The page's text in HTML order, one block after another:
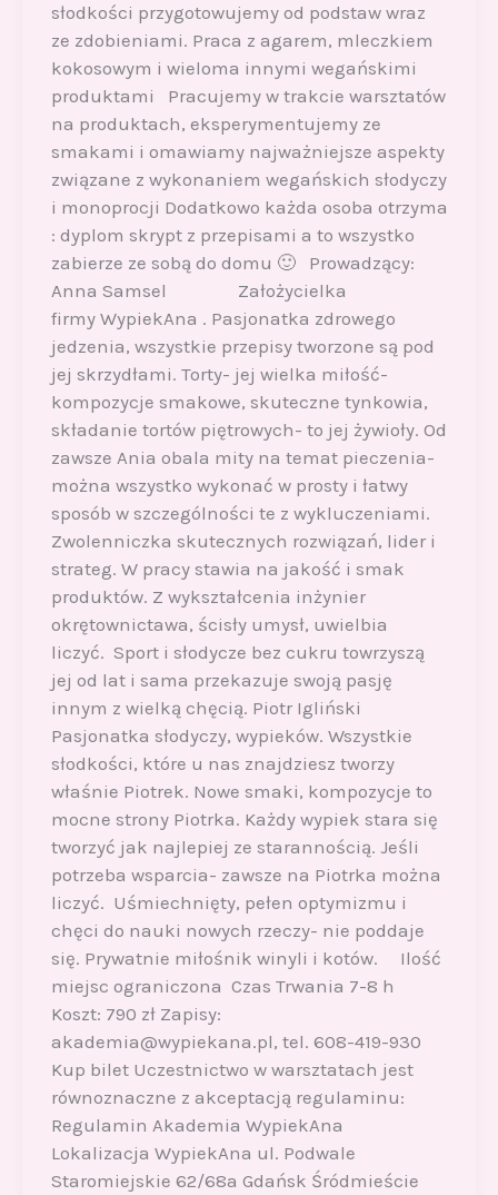
słodkości przygotowujemy od podstaw wraz
ze zdobieniami. Praca z agarem, mleczkiem
kokosowym i wieloma innymi wegańskimi
produktami Pracujemy w trakcie warsztatów
na produktach, eksperymentujemy ze
smakami i omawiamy najważniejsze aspekty
związane z wykonaniem wegańskich słodyczy
i monoprocji Dodatkowo każda osoba otrzyma
: dyplom skrypt z przepisami a to wszystko
zabierze ze sobą do domu 🙂 Prowadzący:
Anna Samsel Założycielka
firmy WypiekAna . Pasjonatka zdrowego
jedzenia, wszystkie przepisy tworzone są pod
jej skrzydłami. Torty- jej wielka miłość-
kompozycje smakowe, skuteczne tynkowia,
składanie tortów piętrowych- to jej żywioły. Od
zawsze Ania obala mity na temat pieczenia-
można wszystko wykonać w prosty i łatwy
sposób w szczególności te z wykluczeniami.
Zwolenniczka skutecznych rozwiązań, lider i
strateg. W pracy stawia na jakość i smak
produktów. Z wykształcenia inżynier
okrętownictawa, ścisły umysł, uwielbia
liczyć. Sport i słodycze bez cukru towrzyszą
jej od lat i sama przekazuje swoją pasję
innym z wielką chęcią. Piotr Igliński
Pasjonatka słodyczy, wypieków. Wszystkie
słodkości, które u nas znajdziesz tworzy
właśnie Piotrek. Nowe smaki, kompozycje to
mocne strony Piotrka. Każdy wypiek stara się
tworzyć jak najlepiej ze starannością. Jeśli
potrzeba wsparcia- zawsze na Piotrka można
liczyć. Uśmiechnięty, pełen optymizmu i
chęci do nauki nowych rzeczy- nie poddaje
się. Prywatnie miłośnik winyli i kotów. Ilość
miejsc ograniczona Czas Trwania 7-8 h
Koszt: 790 zł Zapisy:
akademia@wypiekana.pl, tel. 608-419-930
Kup bilet Uczestnictwo w warsztatach jest
równoznaczne z akceptacją regulaminu:
Regulamin Akademia WypiekAna
Lokalizacja WypiekAna ul. Podwale
Staromiejskie 62/68a Gdańsk Śródmieście